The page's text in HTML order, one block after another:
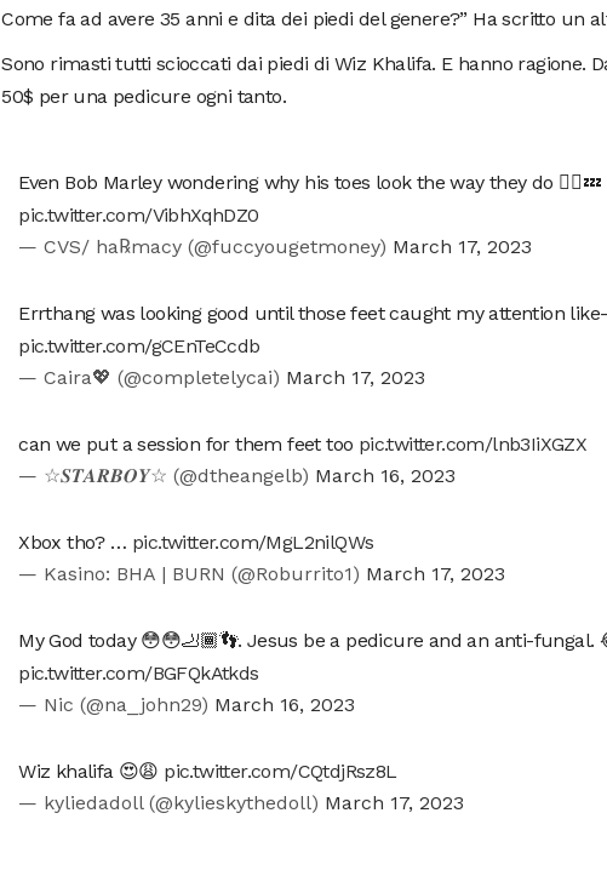
Come fa ad avere 35 anni e dita dei piedi del genere?” Ha scritto un
Sono rimasti tutti scioccati dai piedi di Wiz Khalifa. E hanno ragione.
50$ per una pedicure ogni tanto.
Even Bob Marley wondering why his toes look the way they do 🤷‍♀️💤
pic.twitter.com/VibhXqhDZ0
— CVS/ ha℞macy (@fuccyougetmoney) March 17, 2023
Errthang was looking good until those feet caught my attention
pic.twitter.com/gCEnTeCcdb
— Caira💖 (@completelycai) March 17, 2023
can we put a session for them feet too pic.twitter.com/lnb3IiXGZX
— ☆𝑺𝑻𝑨𝑹𝑩𝑶𝒀☆ (@dtheangelb) March 16, 2023
Xbox tho? … pic.twitter.com/MgL2nilQWs
— Kasino: BHA | BURN (@Roburrito1) March 17, 2023
My God today 😳😳🦶🏾👣. Jesus be a pedicure and an anti-fungal.
pic.twitter.com/BGFQkAtkds
— Nic (@na_john29) March 16, 2023
Wiz khalifa 😍😩 pic.twitter.com/CQtdjRsz8L
— kyliedadoll (@kylieskythedoll) March 17, 2023